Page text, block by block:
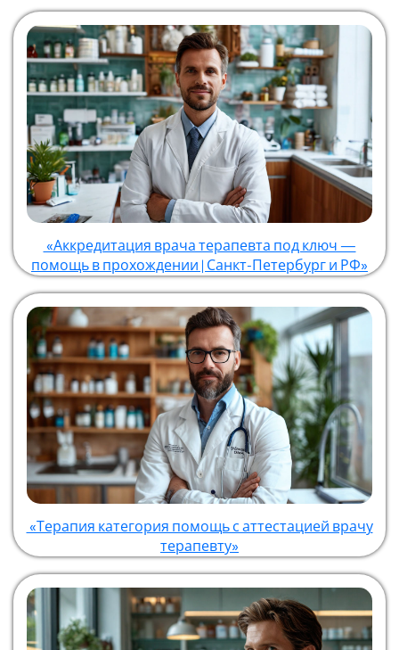
«Аккредитация врача терапевта под ключ —
помощь в прохождении | Санкт-Петербург и РФ»
«Терапия категория помощь с аттестацией врачу
терапевту»